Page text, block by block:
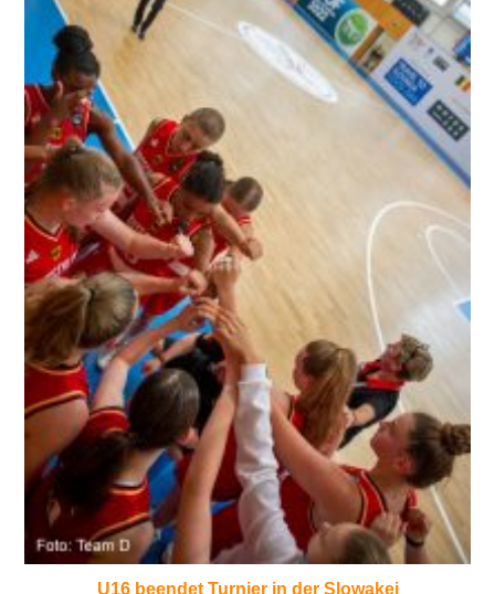
U16 beendet Turnier in der Slowakei